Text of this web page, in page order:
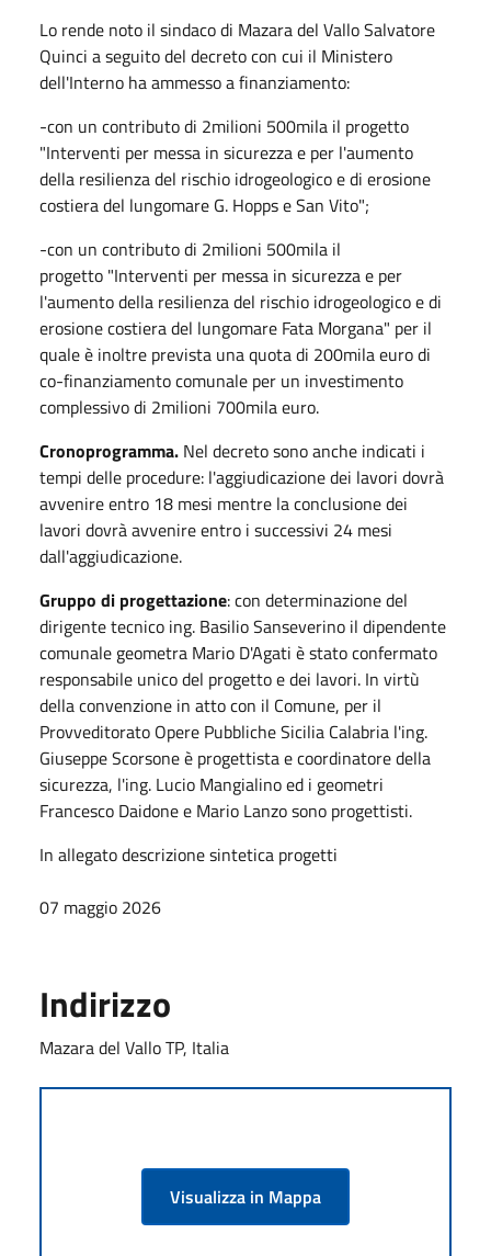
Lo rende noto il sindaco di Mazara del Vallo Salvatore
Quinci a seguito del decreto con cui il Ministero
dell'Interno ha ammesso a finanziamento:
-con un contributo di 2milioni 500mila il progetto
"Interventi per messa in sicurezza e per l'aumento
della resilienza del rischio idrogeologico e di erosione
costiera del lungomare G. Hopps e San Vito";
-con un contributo di 2milioni 500mila il
progetto "Interventi per messa in sicurezza e per
l'aumento della resilienza del rischio idrogeologico e di
erosione costiera del lungomare Fata Morgana" per il
quale è inoltre prevista una quota di 200mila euro di
co-finanziamento comunale per un investimento
complessivo di 2milioni 700mila euro.
Cronoprogramma. Nel decreto sono anche indicati i
tempi delle procedure: l'aggiudicazione dei lavori dovrà
avvenire entro 18 mesi mentre la conclusione dei
lavori dovrà avvenire entro i successivi 24 mesi
dall'aggiudicazione.
Gruppo di progettazione: con determinazione del
dirigente tecnico ing. Basilio Sanseverino il dipendente
comunale geometra Mario D'Agati è stato confermato
responsabile unico del progetto e dei lavori. In virtù
della convenzione in atto con il Comune, per il
Provveditorato Opere Pubbliche Sicilia Calabria l'ing.
Giuseppe Scorsone è progettista e coordinatore della
sicurezza, l'ing. Lucio Mangialino ed i geometri
Francesco Daidone e Mario Lanzo sono progettisti.
In allegato descrizione sintetica progetti
07 maggio 2026
Indirizzo
Mazara del Vallo TP, Italia
Visualizza in Mappa